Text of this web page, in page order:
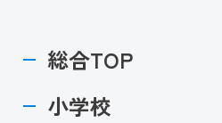
総合TOP
小学校